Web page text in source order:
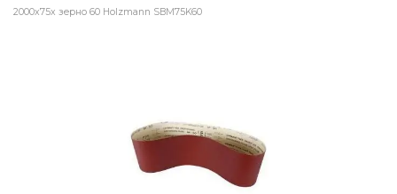
2000x75x зерно 60 Holzmann SBM75K60